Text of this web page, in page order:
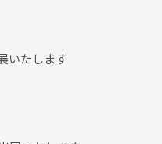
いたします